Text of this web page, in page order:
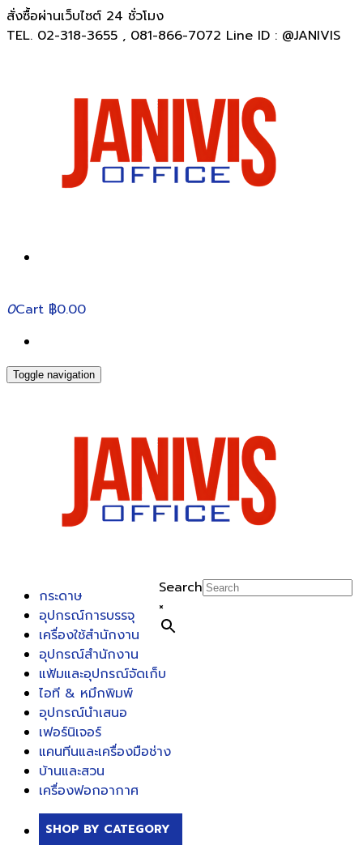
สั่งซื้อผ่านเว็บไซต์ 24 ชั่วโมง
TEL. 02-318-3655 , 081-866-7072 Line ID : @JANIVIS
0Cart ฿0.00
Toggle navigation
Search
×
กระดาษ
อุปกรณ์การบรรจุ
เครื่องใช้สำนักงาน
อุปกรณ์สำนักงาน
แฟ้มและอุปกรณ์จัดเก็บ
ไอที & หมึกพิมพ์
อุปกรณ์นำเสนอ
เฟอร์นิเจอร์
แคนทีนและเครื่องมือช่าง
บ้านและสวน
เครื่องฟอกอากาศ
SHOP BY CATEGORY